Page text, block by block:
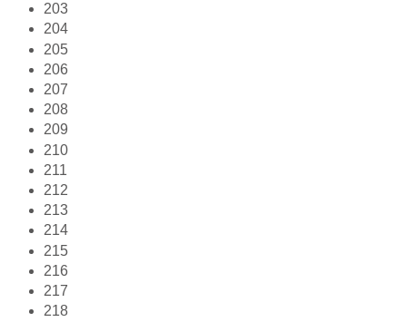
203
204
205
206
207
208
209
210
211
212
213
214
215
216
217
218